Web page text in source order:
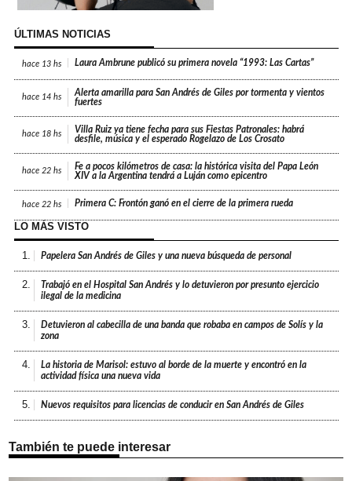
ÚLTIMAS NOTICIAS
hace 13 hs Laura Ambrune publicó su primera novela “1993: Las Cartas”
hace 14 hs
Alerta amarilla para San Andrés de Giles por tormenta y vientos
fuertes
hace 18 hs
Villa Ruiz ya tiene fecha para sus Fiestas Patronales: habrá
desfile, música y el esperado Rogelazo de Los Crosato
hace 22 hs
Fe a pocos kilómetros de casa: la histórica visita del Papa León
XIV a la Argentina tendrá a Luján como epicentro
hace 22 hs Primera C: Frontón ganó en el cierre de la primera rueda
LO MÁS VISTO
1. Papelera San Andrés de Giles y una nueva búsqueda de personal
2.
Trabajó en el Hospital San Andrés y lo detuvieron por presunto ejercicio
ilegal de la medicina
3.
Detuvieron al cabecilla de una banda que robaba en campos de Solís y la
zona
4.
La historia de Marisol: estuvo al borde de la muerte y encontró en la
actividad física una nueva vida
5. Nuevos requisitos para licencias de conducir en San Andrés de Giles
También te puede interesar